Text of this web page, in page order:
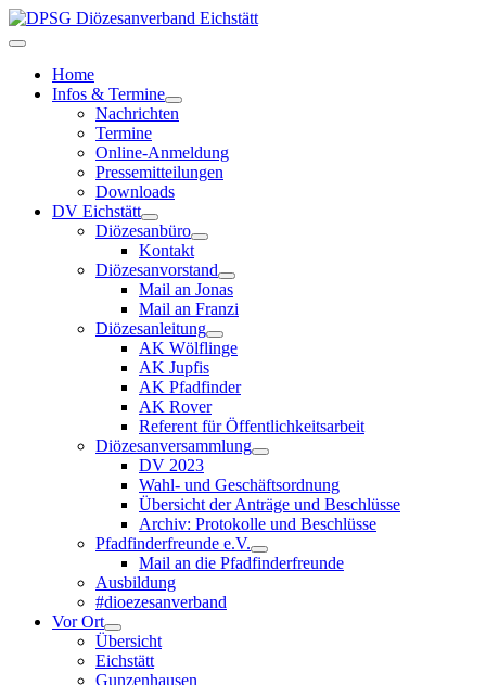
Home
Infos & Termine
Nachrichten
Termine
Online-Anmeldung
Pressemitteilungen
Downloads
DV Eichstätt
Diözesanbüro
Kontakt
Diözesanvorstand
Mail an Jonas
Mail an Franzi
Diözesanleitung
AK Wölflinge
AK Jupfis
AK Pfadfinder
AK Rover
Referent für Öffentlichkeitsarbeit
Diözesanversammlung
DV 2023
Wahl- und Geschäftsordnung
Übersicht der Anträge und Beschlüsse
Archiv: Protokolle und Beschlüsse
Pfadfinderfreunde e.V.
Mail an die Pfadfinderfreunde
Ausbildung
#dioezesanverband
Vor Ort
Übersicht
Eichstätt
Gunzenhausen